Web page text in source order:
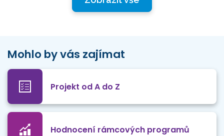
Mohlo by vás zajímat
Projekt od A do Z
Hodnocení rámcových programů